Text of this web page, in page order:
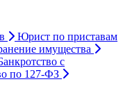
Юрист по приставам
имущества
с
по 127-ФЗ